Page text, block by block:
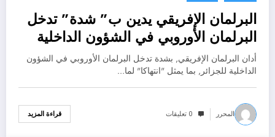
البرلمان الإفريقي يدين ب” شدة” تدخل
البرلمان الأوروبي في الشؤون الداخلية
للجزائر
أدان البرلمان الإفريقي, بشدة تدخل البرلمان الأوروبي في الشؤون
الداخلية للجزائر, بما يمثل "انتهاكا" لما…
المحرر 0 تعليقات قراءة المزيد